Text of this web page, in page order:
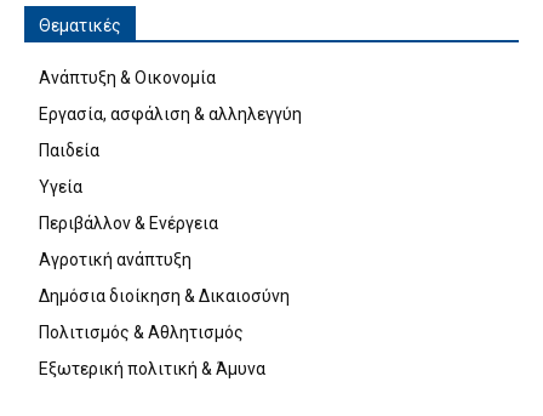
Θεματικές
Ανάπτυξη & Οικονομία
Εργασία, ασφάλιση & αλληλεγγύη
Παιδεία
Υγεία
Περιβάλλον & Ενέργεια
Αγροτική ανάπτυξη
Δημόσια διοίκηση & Δικαιοσύνη
Πολιτισμός & Αθλητισμός
Εξωτερική πολιτική & Άμυνα